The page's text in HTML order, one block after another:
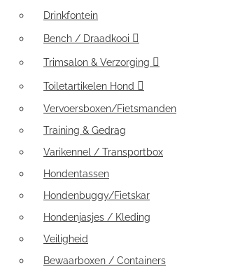
Drinkfontein
Bench / Draadkooi
Trimsalon & Verzorging
Toiletartikelen Hond
Vervoersboxen/Fietsmanden
Training & Gedrag
Varikennel / Transportbox
Hondentassen
Hondenbuggy/Fietskar
Hondenjasjes / Kleding
Veiligheid
Bewaarboxen / Containers